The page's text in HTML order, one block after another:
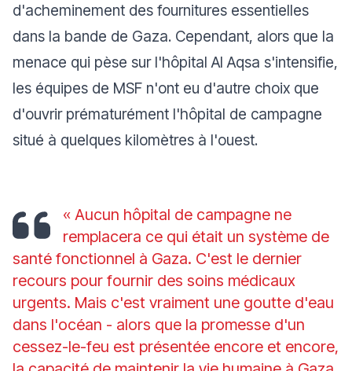
d'acheminement des fournitures essentielles
dans la bande de Gaza. Cependant, alors que la
menace qui pèse sur l'hôpital Al Aqsa s'intensifie,
les équipes de MSF n'ont eu d'autre choix que
d'ouvrir prématurément l'hôpital de campagne
situé à quelques kilomètres à l'ouest.
« Aucun hôpital de campagne ne
remplacera ce qui était un système de
santé fonctionnel à Gaza. C'est le dernier
recours pour fournir des soins médicaux
urgents. Mais c'est vraiment une goutte d'eau
dans l'océan - alors que la promesse d'un
cessez-le-feu est présentée encore et encore,